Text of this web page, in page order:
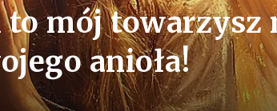
mój towarzysz
anioła!